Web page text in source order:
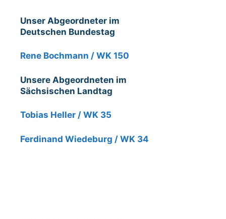
Unser Abgeordneter im
Deutschen Bundestag
Rene Bochmann / WK 150
Unsere Abgeordneten im
Sächsischen Landtag
Tobias Heller / WK 35
Ferdinand Wiedeburg / WK 34